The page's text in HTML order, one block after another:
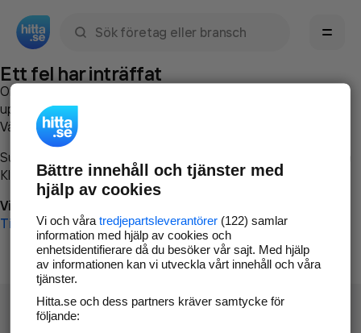
Ett fel har inträffat
Om du vill kan du
uppstod så att vi lättare och snabbare kan avhjälpa det.
Vänligen försök med följande:
Surfa till
Klicka påTillbaka-knappen i webbläsaren och försök igen
Vi beklagar besväret!
Till startsidan
Bättre innehåll och tjänster med
hjälp av cookies
Vi och våra tredjepartsleverantörer(122) samlar
information med hjälp av cookies och
enhetsidentifierare då du besöker vår sajt. Med hjälp
av informationen kan vi utveckla vårt innehåll och våra
tjänster.
Hitta.se och dess partners kräver samtycke för
följande: